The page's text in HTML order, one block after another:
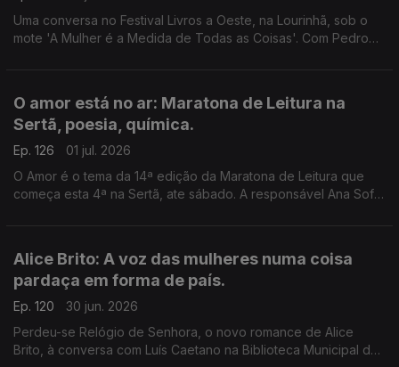
Uma conversa no Festival Livros a Oeste, na Lourinhã, sob o
mote 'A Mulher é a Medida de Todas as Coisas'. Com Pedro
O amor está no ar: Maratona de Leitura na
Sertã, poesia, química.
Ep. 126
01 jul. 2026
O Amor é o tema da 14ª edição da Maratona de Leitura que
começa esta 4ª na Sertã, ate sábado. A responsável Ana Sofia
Alice Brito: A voz das mulheres numa coisa
pardaça em forma de país.
Ep. 120
30 jun. 2026
Perdeu-se Relógio de Senhora, o novo romance de Alice
Brito, à conversa com Luís Caetano na Biblioteca Municipal de